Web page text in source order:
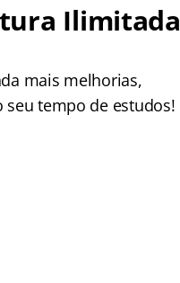
Ilimitada
mais melhorias,
tempo de estudos!